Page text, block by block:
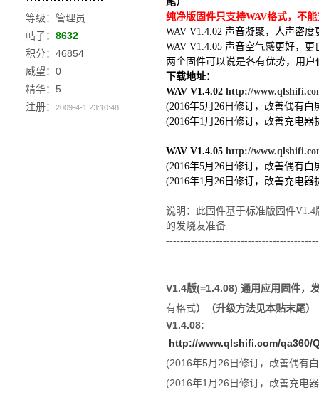
等级：管理员
帖子： 8632
积分：46854
威望：0
精华：5
注册：
2009-4-1 23:10:48
纯净版固件只支持WAV格式，不
WAV V1.4.02 声音凝聚，人声密
WAV V1.4.05 声音空气感更好，
两个固件可以说是各有优势，用
下载地址：
WAV V1.4.02 http://
(2016年5月26日修订，改善偶有白
(2016年1月26日修订，改善充电
WAV V1.4.05 http://
(2016年5月26日修订，改善偶有白
(2016年1月26日修订，改善充电
说明：此固件基于标准版固件
的发烧友准备
V1.4版(=1.4.08) 通用应用固件
有格式）（升级方法见本贴末尾）
V1.4.08:
http://www.qlshifi.com/qa360/
(2016年5月26日修订，改善偶有
(2016年1月26日修订，改善充电